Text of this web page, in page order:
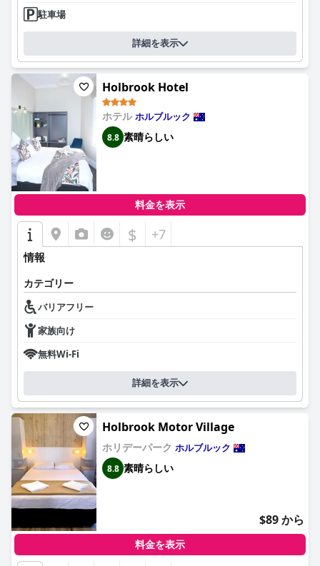
ホルブルック・タウン・センター・モーターインには十分な駐車
スペースがあり、ほとんどのゲストは便利だと感じています。車
両は客室の正面に直接駐車できることがよくありますが、オーバ
ーフローや割り当てに課題が生じることもあります。これらの問
題にもかかわらず、駐車場は一般的にゲストのニーズを効果的に
満たしています。
インでは無料のWiFiも提供していますが、その信頼性については
さまざまなレビューがあります。WiFiが非常に良好だと感じるゲ
ストもいれば、接続が断続的に途切れることを経験するゲストも
います。それでも、無料のインターネットアクセスはほとんどの
訪問者にとって価値のある機能です。
モーターインのベッドは、清潔なシーツとふわふわのタオルが加
わり、大部分が快適であると見なされています。電気毛布の存在
はプラスですが、一部のゲストはベッドの快適さや古い枕にばら
つきがあると報告しています。
全体として、ホルブルック・タウン・センター・モーターイン
は、主要都市間の休息に最適な、率直で実用的な選択肢です。古
さはあるものの、清潔で快適な宿泊施設とフレンドリーなサービ
スを提供しており、飾り気のない滞在を求める旅行者にとって適
切な選択肢となっています。
駐車場
詳細を表示
Holbrook Hotel
ホテルホルブルック
8.8 素晴らしい
料金を表示
$ +7
情報
カテゴリー
バリアフリー
家族向け
無料Wi-Fi
詳細を表示
Holbrook Motor Village
ホリデーパーク ホルブルック
8.8 素晴らしい
$89 から
料金を表示